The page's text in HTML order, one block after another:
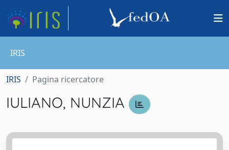
IRIS
IRIS Pagina ricercatore
IULIANO, NUNZIA